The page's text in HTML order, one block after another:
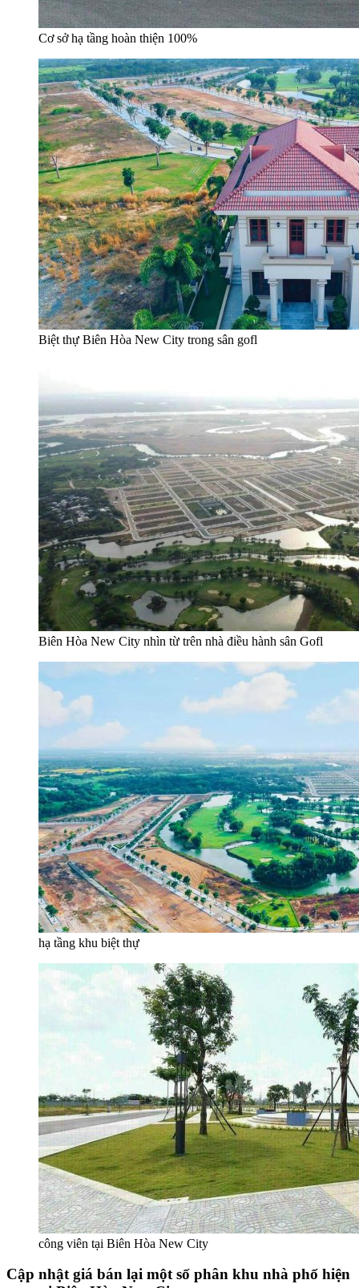
Cơ sở hạ tầng hoàn thiện 100%
Biệt thự Biên Hòa New City trong sân gofl
Biên Hòa New City nhìn từ trên nhà điều hành sân Gofl
hạ tầng khu biệt thự
công viên tại Biên Hòa New City
Cập nhật giá bán lại một số phân khu nhà phố hiện